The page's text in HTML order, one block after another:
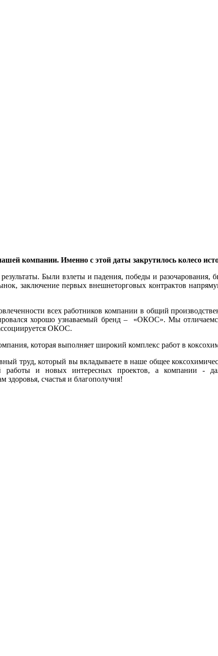
нашей компании. Именно с этой даты закрутилось
Были взлеты и падения, победы и разочарования,
заключение первых внешнеторговых контрактов
всех работников компании в общий
хорошо узнаваемый бренд – «ОКОС». Мы
ОКОС.
которая выполняет широкий комплекс работ в
труд, который вы вкладываете в наше общее
работы и новых интересных проектов, а компании -
здоровья, счастья и благополучия!